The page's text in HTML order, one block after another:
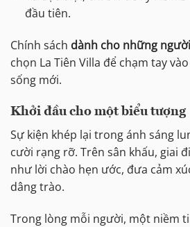
đầu tiên.
Chính sách dành cho những
chọn La Tiên Villa để chạm tay
sống mới.
Khởi đầu cho một biểu tượng
Sự kiện khép lại trong ánh sáng
cười rạng rỡ. Trên sân khấu, giai
như lời chào hẹn ước, đưa cảm
dâng trào.
Trong lòng mỗi người, một niềm